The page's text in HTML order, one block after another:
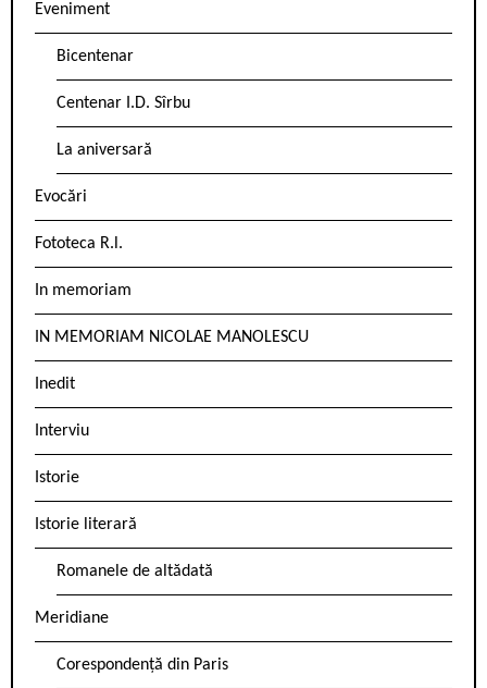
Eveniment
Bicentenar
Centenar I.D. Sîrbu
La aniversară
Evocări
Fototeca R.l.
In memoriam
IN MEMORIAM NICOLAE MANOLESCU
Inedit
Interviu
Istorie
Istorie literară
Romanele de altădată
Meridiane
Corespondență din Paris